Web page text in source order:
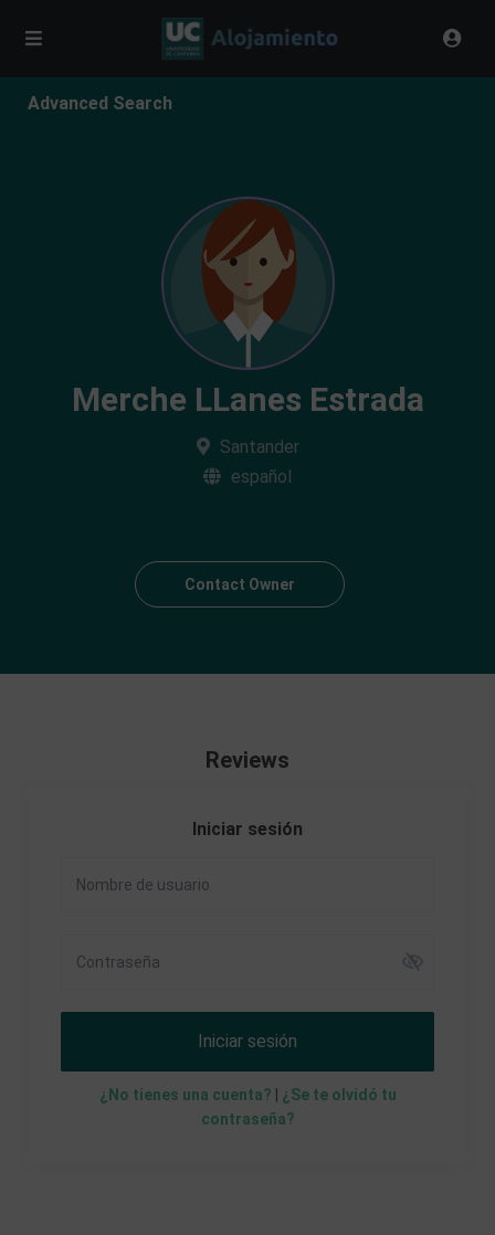
Advanced Search
Merche LLanes Estrada
Santander
español
Contact Owner
Reviews
Iniciar sesión
Iniciar sesión
¿No tienes una cuenta?
¿Se te olvidó tu
contraseña?